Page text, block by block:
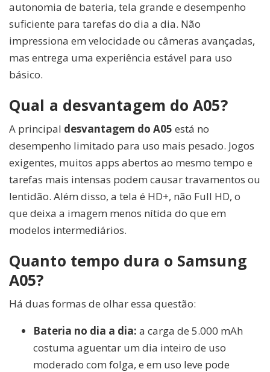
autonomia de bateria, tela grande e desempenho
suficiente para tarefas do dia a dia. Não
impressiona em velocidade ou câmeras avançadas,
mas entrega uma experiência estável para uso
básico.
Qual a desvantagem do A05?
A principal desvantagem do A05 está no
desempenho limitado para uso mais pesado. Jogos
exigentes, muitos apps abertos ao mesmo tempo e
tarefas mais intensas podem causar travamentos ou
lentidão. Além disso, a tela é HD+, não Full HD, o
que deixa a imagem menos nítida do que em
modelos intermediários.
Quanto tempo dura o Samsung
A05?
Há duas formas de olhar essa questão:
Bateria no dia a dia: a carga de 5.000 mAh
costuma aguentar um dia inteiro de uso
moderado com folga, e em uso leve pode